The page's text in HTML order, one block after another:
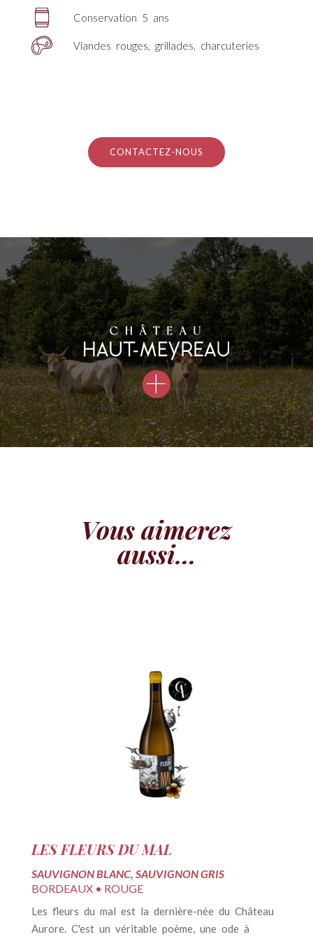
Conservation 5 ans
Viandes rouges, grillades, charcuteries
CONTACTEZ-NOUS
Vous aimerez
aussi...
LES FLEURS DU MAL
SAUVIGNON BLANC, SAUVIGNON GRIS
BORDEAUX • ROUGE
Les fleurs du mal est la dernière-née du Château
Aurore. C'est un véritable poème, une ode à